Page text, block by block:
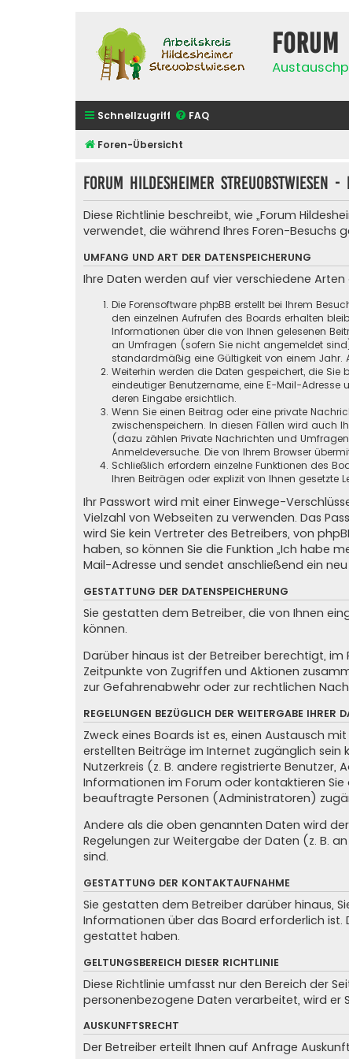
Schnellzugriff FAQ
Foren-Übersicht
Forum Hildesheimer Streuobstwiesen
Diese Richtlinie beschreibt, wie „Forum
verwendet, die während Ihres Foren-Besuchs
UMFANG UND ART DER DATENSPEICHERUNG
Ihre Daten werden auf vier verschiedene
Die Forensoftware phpBB erstellt bei Ihrem
den einzelnen Aufrufen des Boards erhalten
Informationen über die von Ihnen gelesenen
an Umfragen (sofern Sie nicht angemeldet
standardmäßig eine Gültigkeit von einem Jahr.
Weiterhin werden die Daten gespeichert, die
eindeutiger Benutzername, eine E-Mail-
deren Eingabe ersichtlich.
Wenn Sie einen Beitrag oder eine private
zwischenspeichern. In diesen Fällen wird auch
(dazu zählen Private Nachrichten und
Anmeldeversuche. Die von Ihrem Browser
Schließlich erfordern einzelne Funktionen des
Ihren Beiträgen oder explizit von Ihnen gesetzte
Ihr Passwort wird mit einer Einwege-
Vielzahl von Webseiten zu verwenden. Das
wird Sie kein Vertreter des Betreibers, von
haben, so können Sie die Funktion „Ich habe
Mail-Adresse und sendet anschließend ein
GESTATTUNG DER DATENSPEICHERUNG
Sie gestatten dem Betreiber, die von Ihnen
können.
Darüber hinaus ist der Betreiber berechtigt, im
Zeitpunkte von Zugriffen und Aktionen
zur Gefahrenabwehr oder zur rechtlichen
REGELUNGEN BEZÜGLICH DER WEITERGABE IHRER
Zweck eines Boards ist es, einen Austausch
erstellten Beiträge im Internet zugänglich sein
Nutzerkreis (z. B. andere registrierte
Informationen im Forum oder kontaktieren
beauftragte Personen (Administratoren)
Andere als die oben genannten Daten wird
Regelungen zur Weitergabe der Daten (z. B.
sind.
GESTATTUNG DER KONTAKTAUFNAHME
Sie gestatten dem Betreiber darüber hinaus,
Informationen über das Board erforderlich ist.
gestattet haben.
GELTUNGSBEREICH DIESER RICHTLINIE
Diese Richtlinie umfasst nur den Bereich der
personenbezogene Daten verarbeitet, wird er
AUSKUNFTSRECHT
Der Betreiber erteilt Ihnen auf Anfrage